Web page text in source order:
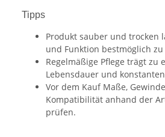
Tipps
Produkt sauber und trocken
und Funktion bestmöglich
Regelmäßige Pflege trägt zu
Lebensdauer und
Vor dem Kauf Maße,
Kompatibilität anhand der
prüfen.